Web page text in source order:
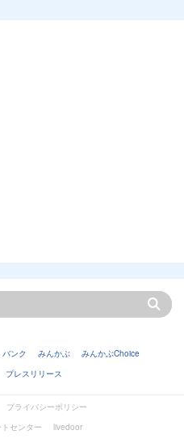
バンク みんかぶ
みんかぶChoice
プレスリリース
プライバシーポリシー
センター
livedoor